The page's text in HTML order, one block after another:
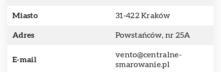
Miasto 31-422 Kraków
Adres Powstańców, nr 25A
E-mail
vento@centralne-
smarowanie.pl